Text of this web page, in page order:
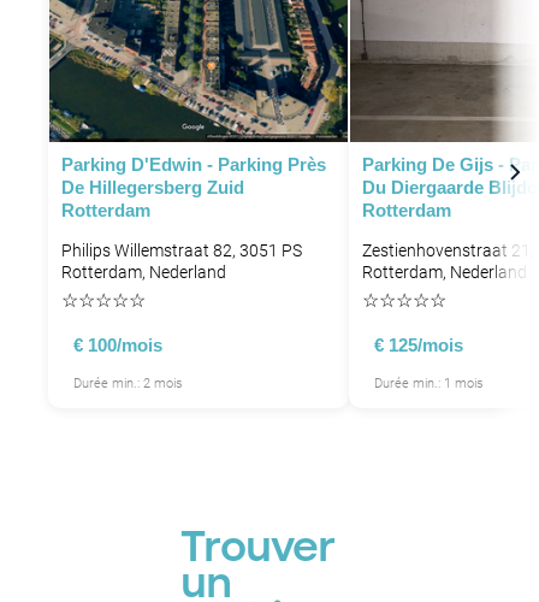
P
P
P
Parking D'Edwin - Parking Près
De Hillegersberg Zuid
Rotterdam
Philips Willemstraat 82, 3051 PS
Rotterdam, Nederland
☆☆☆☆☆
€ 100/mois
Durée min.: 2 mois
Parking De Gijs -
Du Diergaarde
Rotterdam
Zestienhovenstraat 21,
Rotterdam, Nederland
☆☆☆☆☆
€ 125/mois
Durée min.: 1 mois
Trouver
un